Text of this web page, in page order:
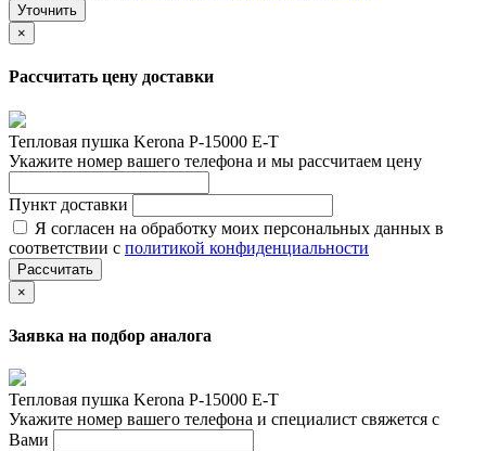
Уточнить
×
Рассчитать цену доставки
Тепловая пушка Kerona P-15000 E-T
Укажите номер вашего телефона и мы рассчитаем цену
Пункт доставки
Я согласен на обработку моих персональных данных в
соответствии с политикой конфиденциальности
Рассчитать
×
Заявка на подбор аналога
Тепловая пушка Kerona P-15000 E-T
Укажите номер вашего телефона и специалист свяжется с
Вами